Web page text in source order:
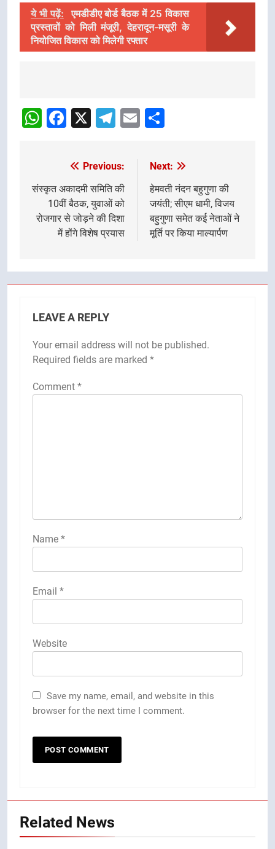
ये भी पढ़ें:
एमडीडीए बोर्ड बैठक में 25 विकास
प्रस्तावों को मिली मंजूरी, देहरादून-मसूरी के
नियोजित विकास को मिलेगी रफ्तार
Navigation
WhatsApp
Facebook
X Telegram
Email
navigation
Previous:
संस्कृत अकादमी समिति की
10वीं बैठक, युवाओं को
रोजगार से जोड़ने की दिशा
में होंगे विशेष प्रयास
Next:
हेमवती नंदन बहुगुणा की
जयंती; सीएम धामी, विजय
बहुगुणा समेत कई नेताओं ने
मूर्ति पर किया माल्यार्पण
LEAVE A REPLY
Your email address will not be published.
Required fields are marked *
Comment *
Name *
Email *
Website
Save my name, email, and website in this
browser for the next time I comment.
Related News